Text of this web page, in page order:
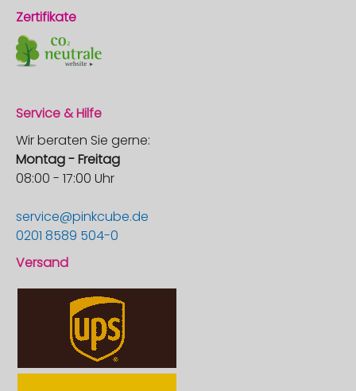
Zertifikate
Service & Hilfe
Wir beraten Sie gerne:
Montag - Freitag
08:00 - 17:00 Uhr
service@pinkcube.de
0201 8589 504-0
Versand